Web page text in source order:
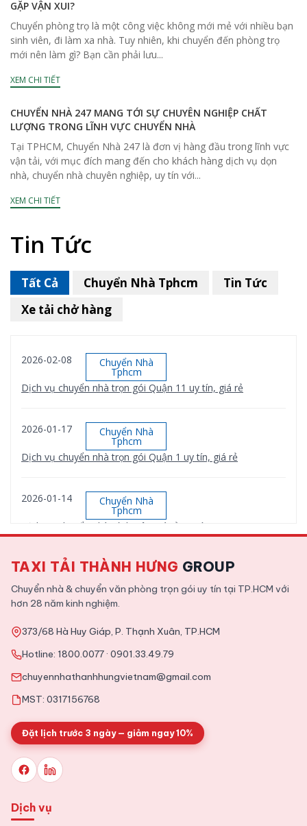
GẶP VẬN XUI?
Chuyển phòng trọ là một công việc không mới mẻ với nhiều bạn
sinh viên, đi làm xa nhà. Tuy nhiên, khi chuyển đến phòng trọ
mới nên làm gì? Bạn cần phải lưu...
XEM CHI TIẾT
CHUYỂN NHÀ 247 MANG TỚI SỰ CHUYÊN NGHIỆP CHẤT
LƯỢNG TRONG LĨNH VỰC CHUYỂN NHÀ
Tại TPHCM, Chuyển Nhà 247 là đơn vị hàng đầu trong lĩnh vực
vận tải, với mục đích mang đến cho khách hàng dịch vụ dọn
nhà, chuyển nhà chuyên nghiệp, uy tín với...
XEM CHI TIẾT
Tin Tức
Tất Cả
2026-02-08 Chuyển Nhà
Tphcm
Dịch vụ chuyển nhà trọn gói Quận 11 uy tín, giá rẻ
2026-01-17 Chuyển Nhà
Tphcm
Dịch vụ chuyển nhà trọn gói Quận 1 uy tín, giá rẻ
2026-01-14 Chuyển Nhà
Tphcm
Dịch vụ chuyển nhà Bình Tân giá rẻ, uy tín
2026-01-12 Chuyển Nhà
Dịch vụ chuyển nhà trọn gói Quận 9 uy tín, giá rẻ
2025-11-09
Tin Tức
Tổng hợp kinh nghiệm chuyển văn phòng chi tiết từ A tới Z
Chuyển Nhà Tphcm
Tin Tức
Xe tải chở hàng
TAXI TẢI THÀNH HƯNG GROUP
Chuyển nhà & chuyển văn phòng trọn gói uy tín tại TP.HCM với
hơn 28 năm kinh nghiệm.
373/68 Hà Huy Giáp, P. Thạnh Xuân, TP.HCM
Hotline: 1800.0077 · 0901.33.49.79
chuyennhathanhhungvietnam@gmail.com
MST: 0317156768
Đặt lịch trước 3 ngày — giảm ngay 10%
Dịch vụ